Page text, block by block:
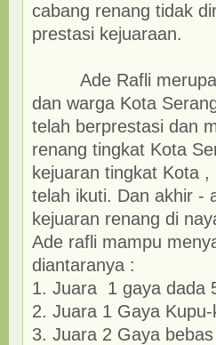
cabang renang tidak
prestasi kejuaraan.
Ade Rafli
dan warga Kota
telah berprestasi dan
renang tingkat Kota
kejuaran tingkat Kota
telah ikuti. Dan akhir -
kejuaran renang di
Ade rafli mampu
diantaranya :
1. Juara 1 gaya dada
2. Juara 1 Gaya
3. Juara 2 Gaya